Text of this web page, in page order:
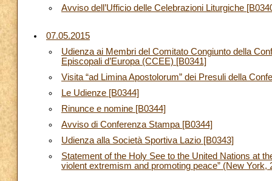
Avviso dell’Ufficio delle Celebrazioni Liturgiche
07.05.2015
Udienza ai Membri del Comitato Congiunto della
Episcopali d’Europa (CCEE) [B0341]
Visita “ad Limina Apostolorum” dei Presuli della
Le Udienze [B0344]
Rinunce e nomine [B0344]
Avviso di Conferenza Stampa [B0344]
Udienza alla Società Sportiva Lazio [B0343]
Statement of the Holy See to the United Nations at
violent extremism and promoting peace” (New York,